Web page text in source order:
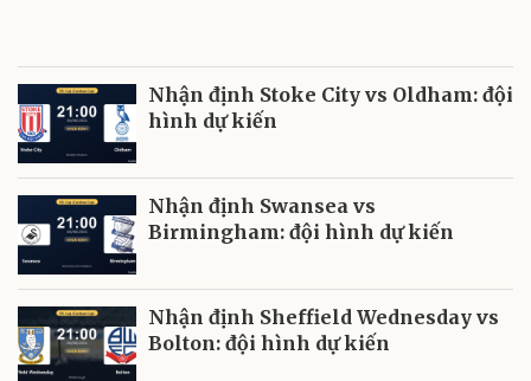
Nhận định Stoke City vs Oldham: đội
hình dự kiến
Nhận định Swansea vs
Birmingham: đội hình dự kiến
Nhận định Sheffield Wednesday vs
Bolton: đội hình dự kiến